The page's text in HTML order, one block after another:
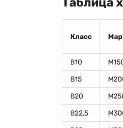
Класс
В10
В15
В20
В22,5